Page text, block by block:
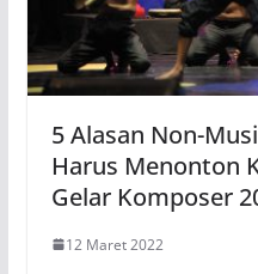
5 Alasan Non-
Harus Menonton
Gelar Komposer
12 Maret 2022